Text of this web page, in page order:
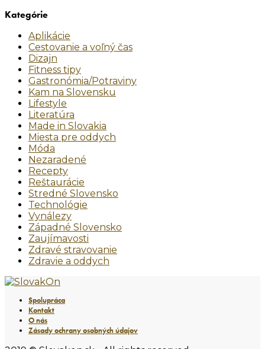
Kategórie
Aplikácie
Cestovanie a voľný čas
Dizajn
Fitness tipy
Gastronómia/Potraviny
Kam na Slovensku
Lifestyle
Literatúra
Made in Slovakia
Miesta pre oddych
Móda
Nezaradené
Recepty
Reštaurácie
Stredné Slovensko
Technológie
Vynálezy
Západné Slovensko
Zaujímavosti
Zdravé stravovanie
Zdravie a oddych
Spolupráca
Kontakt
O nás
Zásady ochrany osobných údajov